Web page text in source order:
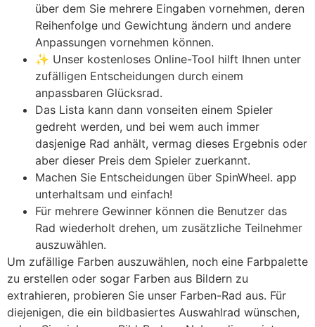
über dem Sie mehrere Eingaben vornehmen, deren
Reihenfolge und Gewichtung ändern und andere
Anpassungen vornehmen können.
✨ Unser kostenloses Online-Tool hilft Ihnen unter
zufälligen Entscheidungen durch einem
anpassbaren Glücksrad.
Das Lista kann dann vonseiten einem Spieler
gedreht werden, und bei wem auch immer
dasjenige Rad anhält, vermag dieses Ergebnis oder
aber dieser Preis dem Spieler zuerkannt.
Machen Sie Entscheidungen über SpinWheel. app
unterhaltsam und einfach!
Für mehrere Gewinner können die Benutzer das
Rad wiederholt drehen, um zusätzliche Teilnehmer
auszuwählen.
Um zufällige Farben auszuwählen, noch eine Farbpalette
zu erstellen oder sogar Farben aus Bildern zu
extrahieren, probieren Sie unser Farben-Rad aus. Für
diejenigen, die ein bildbasiertes Auswahlrad wünschen,